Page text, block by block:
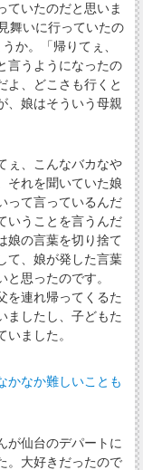
ていたのだと思いま
舞いに行っていたの
か。「帰りてぇ、
言うようになったの
よ、どこさも行くと
、娘はそういう母親
ぇ、こんなバカなや
それを聞いていた娘
って言っているんだ
いうことを言うんだ
娘の言葉を切り捨て
て、娘が発した言葉
思ったのです。
を連れ帰ってくるた
ましたし、子どもた
ました。
かなか難しいことも
が仙台のデパートに
。大好きだったので